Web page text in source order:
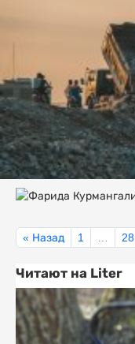
« Назад 1 28
Читают на Liter